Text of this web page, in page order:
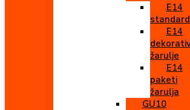
E14
E14
žarulje
E14
paketi
žarulja
GU10